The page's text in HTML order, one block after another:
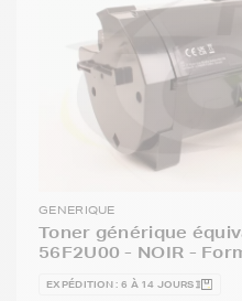
GENERIQUE
Toner générique
56F2U00 - NOIR -
EXPÉDITION : 6 À 14 JOURS